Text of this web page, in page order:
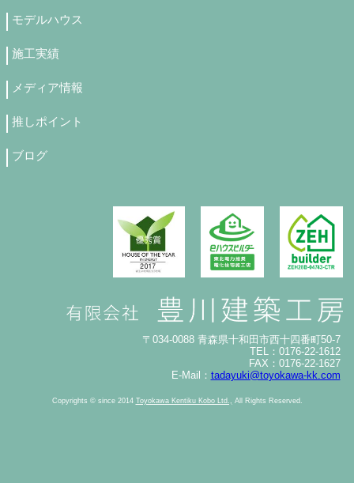
モデルハウス
施工実績
メディア情報
推しポイント
ブログ
〒034-0088 青森県十和田市西十四番町50-7
TEL：0176-22-1612
FAX：0176-22-1627
E-Mail： tadayuki@toyokawa-kk.com
Copyrights © since 2014 Toyokawa Kentiku Kobo Ltd., All Rights Reserved.